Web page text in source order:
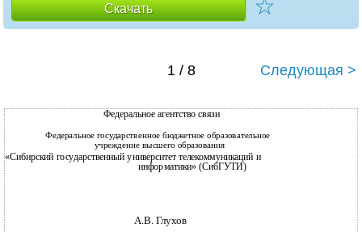
Скачать ☆
1 / 8 Следующая >
Федеральное агентство связи
Федеральное государственное бюджетное образовательное
учреждение высшего образования
«Сибирский государственный университет телекоммуникаций и
информатики» (СибГУТИ)
А.В. Глухов